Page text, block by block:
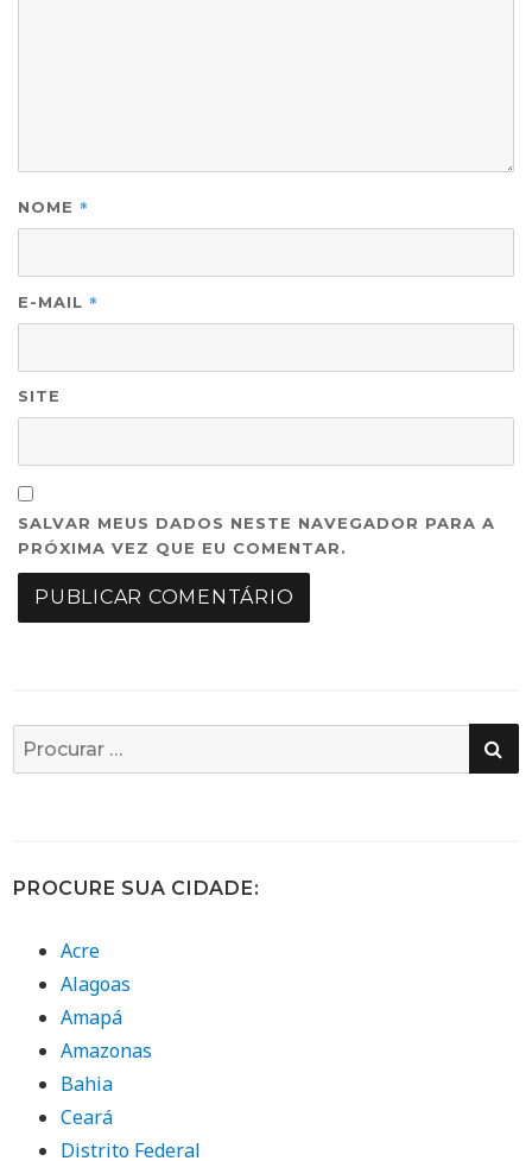
NOME *
E-MAIL *
SITE
SALVAR MEUS DADOS NESTE NAVEGADOR PARA A
PRÓXIMA VEZ QUE EU COMENTAR.
Busca
por:
PROCURE SUA CIDADE:
Acre
Alagoas
Amapá
Amazonas
Bahia
Ceará
Distrito Federal